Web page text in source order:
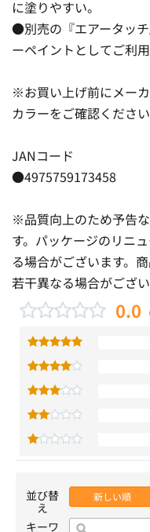
に塗りやすい。
●別売の『エアータッ
ーペイントとしてご利用
※お買い上げ前にメー
カラーをご確認ください
JANコード
●4975759173458
※品質向上のため予告
す。パッケージのリニ
る場合がございます。
若干異なる場合がござい
0.0
並び替
え
新しい順
キーワ